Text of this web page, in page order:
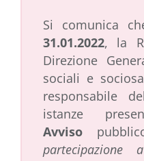
Si comunica
31.01.2022, la
Direzione
sociali e
responsabile
istanze
Avviso
partecipazione